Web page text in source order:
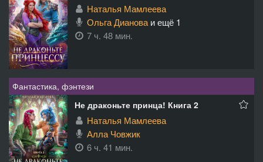
Наталья Мамлеева
Ольга Диановаи ещё 1
7 ч. 48 мин.
Фантастика, фэнтези
Не драконьте принца! Книга 2
Наталья Мамлеева
Алла Човжик
6 ч. 41 мин.